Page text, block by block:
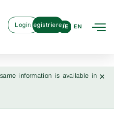
DE EN
LoginRegistrieren
information is available in ×